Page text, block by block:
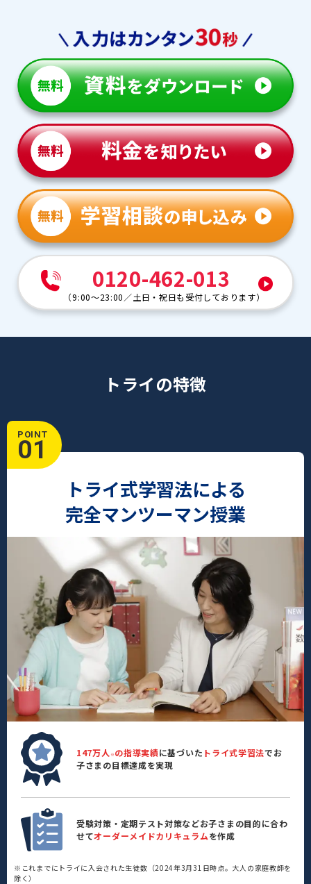
校を決める時も親身になって相談に乗ってくれたりしてと
ても嬉しかったです。
トライを利用してよかったことやお子さまの成長した点
があれば教えてください
自分で勉強することは難しかったと思いますが、トライ
を受講することによって勉強に自ら向かうことができるよ
うになりました。先生はとても優しくて、子どもとは気が
合っていたので受験に向かう際も本当に助けていただき感
謝しかありません。
0120-462-013
（9:00～23:00 ／土日・祝日も受付しております）
トライの特徴
POINT
01
トライ式学習法による
完全マンツーマン授業
147万人 ※ の指導実績に基づいた トライ式学習法でお
子さまの目標達成を実現
受験対策・定期テスト対策などお子さまの目的に合わ
せてオーダーメイドカリキュラムを作成
※これまでにトライに入会された生徒数（2024年3月31日時点。大人の家庭教師を
除く）